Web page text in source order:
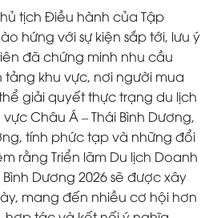
tịch Điều hành của Tập
hứng với sự kiện sắp tới, lưu ý
đã chứng minh nhu cầu
khu vực, nơi người mua
giải quyết thực trạng du lịch
Châu Á – Thái Bình Dương,
tính phức tạp và những đổi
rằng Triển lãm Du lịch Doanh
Dương 2026 sẽ được xây
mang đến nhiều cơ hội hơn